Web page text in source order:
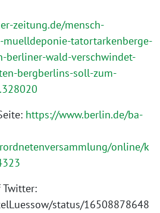
zeitung.de/mensch-
tatortarkenberge-
berliner-wald-verschwindet-
bergberlins-soll-zum-
https://www.berlin.de/ba-
online/k
Twitter:
status/16508878648